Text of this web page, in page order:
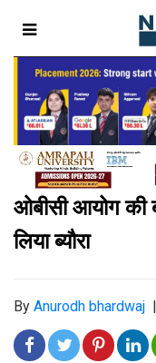
ओबीसी आयोग की
लिया ब्यौरा
By Anurodh bhardwaj